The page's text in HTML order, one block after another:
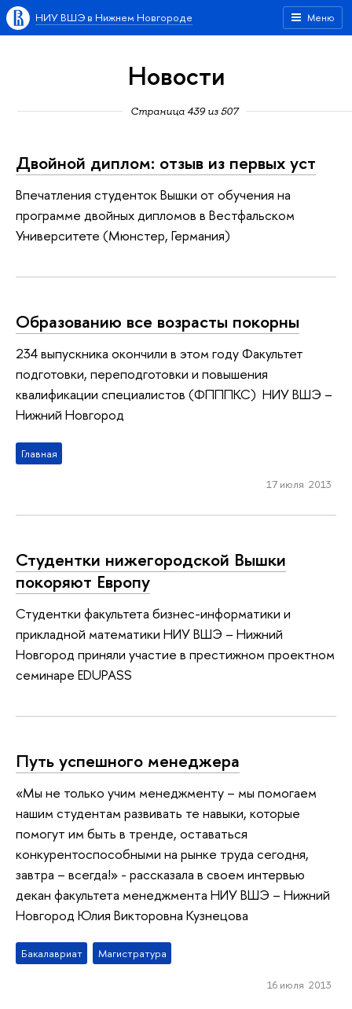
Меню
НИУ ВШЭ в Нижнем Новгороде
Новости
Страница 439 из 507
Двойной диплом: отзыв из первых уст
Впечатления студенток Вышки от обучения на
программе двойных дипломов в Вестфальском
Университете (Мюнстер, Германия)
Образованию все возрасты покорны
234 выпускника окончили в этом году Факультет
подготовки, переподготовки и повышения
квалификации специалистов (ФПППКС) НИУ ВШЭ –
Нижний Новгород
Главная
17 июля 2013
Студентки нижегородской Вышки
покоряют Европу
Студентки факультета бизнес-информатики и
прикладной математики НИУ ВШЭ – Нижний
Новгород приняли участие в престижном проектном
семинаре EDUPASS
Путь успешного менеджера
«Мы не только учим менеджменту – мы помогаем
нашим студентам развивать те навыки, которые
помогут им быть в тренде, оставаться
конкурентоспособными на рынке труда сегодня,
завтра – всегда!» - рассказала в своем интервью
декан факультета менеджмента НИУ ВШЭ – Нижний
Новгород Юлия Викторовна Кузнецова
Бакалавриат Магистратура
16 июля 2013